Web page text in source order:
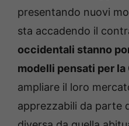
presentando nuovi
sta accadendo il
occidentali stanno
modelli pensati per la
ampliare il loro
apprezzabili da parte